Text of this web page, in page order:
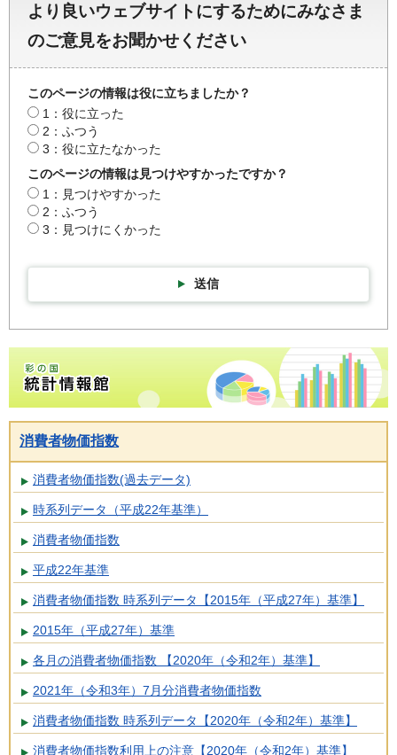
より良いウェブサイトにするためにみなさま
のご意見をお聞かせください
このページの情報は役に立ちましたか？
1：役に立った
2：ふつう
3：役に立たなかった
このページの情報は見つけやすかったですか？
1：見つけやすかった
2：ふつう
3：見つけにくかった
送信
彩の国統計情報館トップページ
消費者物価指数
消費者物価指数(過去データ)
時系列データ（平成22年基準）
消費者物価指数
平成22年基準
消費者物価指数 時系列データ【2015年（平成27年）基準】
2015年（平成27年）基準
各月の消費者物価指数 【2020年（令和2年）基準】
2021年（令和3年）7月分消費者物価指数
消費者物価指数 時系列データ【2020年（令和2年）基準】
消費者物価指数利用上の注意【2020年（令和2年）基準】